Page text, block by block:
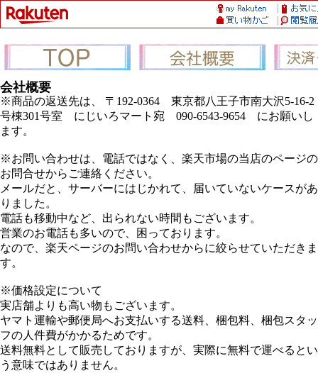
会社概要
※商品の返送先は、 〒192-0364 東京都八王子市南大沢5-16-2
号棟301号室 にじいろマート宛 090-6543-9654 にお願いし
ます。
※お問い合わせは、電話ではなく、楽天市場の当店のページの
お問合せからご連絡ください。
メールだと、サーバーにはじかれて、届いていないケースがあ
りました。
電話も移動中など、出られない時間もございます。
営業のお電話も多いので、困っております。
なので、楽天ページのお問い合わせからに絞らせていただきま
す。
※価格設定について
実店舗よりも高い物もございます。
ヤマト運輸や郵便局へお支払いする送料、梱包料、梱包スタッ
フの人件費がかかるためです。
送料無料として販売しておりますが、実際に無料で運べるとい
う意味ではありません。